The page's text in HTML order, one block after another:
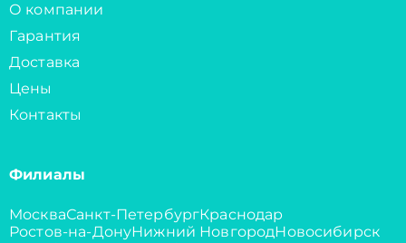
О компании
Гарантия
Доставка
Цены
Контакты
Филиалы
МоскваСанкт-ПетербургКраснодар
Ростов-на-ДонуНижний НовгородНовосибирск